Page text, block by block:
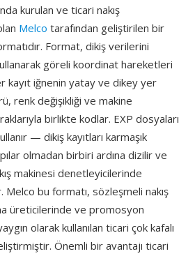
kurulan ve ticari nakış
Melco tarafından geliştirilen bir
Format, dikiş verilerini
göreli koordinat hareketleri
kayıt iğnenin yatay ve dikey yer
renk değişikliği ve makine
birlikte kodlar. EXP dosyaları
— dikiş kayıtları karmaşık
olmadan birbiri ardına dizilir ve
makinesi denetleyicilerinde
Melco bu formatı, sözleşmeli nakış
üreticilerinde ve promosyon
olarak kullanılan ticari çok kafalı
Önemli bir avantajı ticari